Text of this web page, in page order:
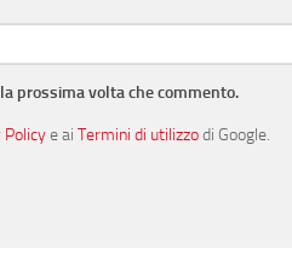
prossima volta che commento.
Policye ai Termini di utilizzodi Google.